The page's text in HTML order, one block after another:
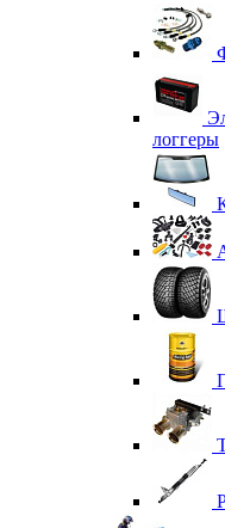
логгеры